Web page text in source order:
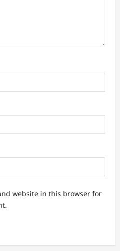
website in this browser for